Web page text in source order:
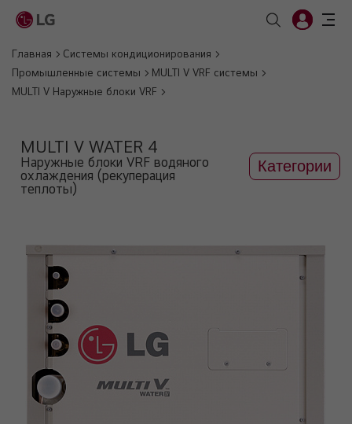
Главная
Системы кондиционирования
Промышленные системы
MULTI V VRF системы
MULTI V Наружные блоки VRF
MULTI V WATER 4
Наружные блоки VRF водяного
охлаждения (рекуперация
теплоты)
Категории